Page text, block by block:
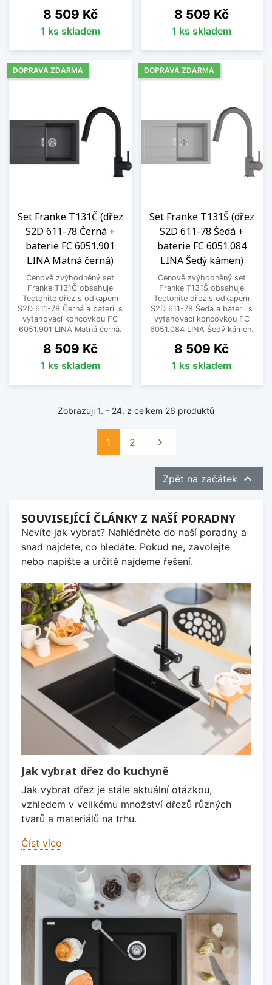
Cena
8 509 Kč
1 ks skladem
Cena
8 509 Kč
1 ks skladem
Set Franke T131Č (dřez
S2D 611-78 Černá +
baterie FC 6051.901
LINA Matná černá)
Cenově zvýhodněný set
Franke T131Č obsahuje
Tectonite dřez s odkapem
S2D 611-78 Černá a baterii s
vytahovací koncovkou FC
6051.901 LINA Matná černá.
Cena
8 509 Kč
1 ks skladem
DOPRAVA ZDARMA
Set Franke T131Š (dřez
S2D 611-78 Šedá +
baterie FC 6051.084
LINA Šedý kámen)
Cenově zvýhodněný set
Franke T131Š obsahuje
Tectonite dřez s odkapem
S2D 611-78 Šedá a baterii s
vytahovací koncovkou FC
6051.084 LINA Šedý kámen.
Cena
8 509 Kč
1 ks skladem
DOPRAVA ZDARMA
Zobrazuji 1. - 24. z celkem 26 produktů
1 2 Další

Zpět na začátek 
SOUVISEJÍCÍ ČLÁNKY Z NAŠÍ PORADNY
Nevíte jak vybrat? Nahlédněte do naší poradny a
snad najdete, co hledáte. Pokud ne, zavolejte
nebo napište a určitě najdeme řešení.
Jak vybrat dřez do kuchyně
Jak vybrat dřez je stále aktuální otázkou,
vzhledem v velikému množství dřezů různých
tvarů a materiálů na trhu.
Číst více